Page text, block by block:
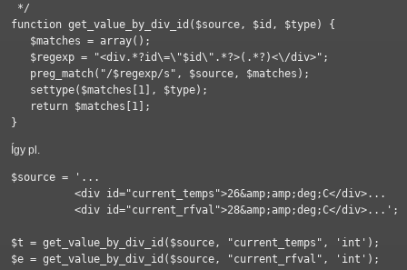
*/
function get_value_by_div_id($source, $id, $type) {
   $matches = array();
   $regexp = "<div.*?id\=\"$id\".*?>(.*?)<\/div>";
   preg_match("/$regexp/s", $source, $matches);
   settype($matches[1], $type);
   return $matches[1];
}
Így pl.
$source = '...
          <div id="current_temps">26&amp;amp;deg;C</div>...
          <div id="current_rfval">28&amp;amp;deg;C</div>...';
$t = get_value_by_div_id($source, "current_temps", 'int');
$e = get_value_by_div_id($source, "current_rfval", 'int');